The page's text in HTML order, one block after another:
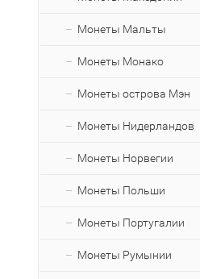
Монеты Мальты
Монеты Монако
Монеты острова Мэн
Монеты Нидерландов
Монеты Норвегии
Монеты Польши
Монеты Португалии
Монеты Румынии